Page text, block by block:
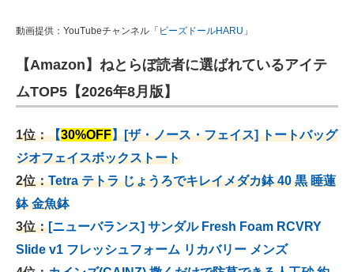
動画提供：YouTubeチャンネル「 ビーズドールHARU 」
【Amazon】ねとらぼ読者に選ばれているアイテ
ムTOP5【2026年8月版】
1位：【30%OFF】[ザ・ノース・フェイス] トートバッグ
ジオフェイスボックストート
2位：Tetra テトラ じょうろでキレイメダカ鉢 40 黒 睡蓮
鉢 金魚鉢
3位：[ニューバランス] サンダル Fresh Foam RCVRY
Slide v1 フレッシュフォーム リカバリー メンズ